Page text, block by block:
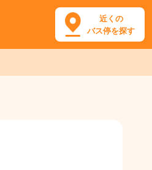
近くの
バス停を探す